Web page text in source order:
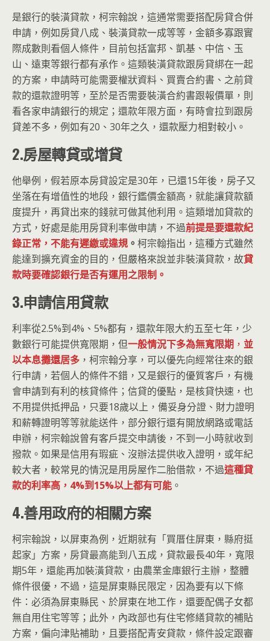
是銀行的裝潢貸款，柯宗翰說，這通常需要搭配房貸合併
申請，例如房貸八成、裝潢貸款一成等等，金額多寡跟實
際成數則看個人條件，目前包括富邦、凱基、中信、玉
山、遠東等銀行都有承作。這類裝潢貸款跟房貸綁在一起
的方案，申請時可能需要權狀資料、買賣合約書、之前貸
款的還款證明等，至於是否需要裝潢合約書跟報價單，則
看各家申請銀行的規定；還款年限方面，有時會拉到跟房
貸差不多，例如有20、30年之久，還款壓力相對較小。
2.房屋轉貸或增貸
他舉例，假若原本房貸設定是30年，已還15年後，房子又
坐落在有增值性的地段，銀行鑑價金額高，就能讓貸款額
度提升，再貸出來的錢就可做其他利用。這類增加貸款的
方式，好處是能用房貸利率做申請，不過前提是要還款紀
錄正常，不能有遲繳或違規 。 柯宗翰指出，這種方式雖然
能達到擴充資金的目的，但嚴格來說並非裝潢貸款，故貸
款時要確認銀行是否有運用之限制。
3.申請信用貸款
利率從2.5%到4%、5%都有，還款年限大約五至七年，少
數銀行可能提供寬限期，但一般情況下多為無寬限期 ， 並
以本息攤還居多 ，柯宗翰分享，可以優先向經常往來的銀
行申請，若個人的條件不錯，又是銀行的優質客戶，有機
會申請到有利的核貸條件；信貸的優點，是核貸快速，也
不用提供抵押品，只要18歲以上，備妥身分證、財力證明
和薪轉證明等等就能送件，部分銀行還有開放網路或電話
申辦，柯宗翰說曾有客戶提交申請後，不到一小時就收到
撥款。如果是信用有瑕疵、沒辦法提供收入證明，或年紀
較大者，較常見的情況是用房屋作二胎借款，不過這種貸
款的利率高，4%到15%以上都有可能 。
4.善用政府的相關方案
柯宗翰說，以屏東為例，近期就有「買厝住屏東，縣府挺
起家」方案，房貸最高能到八五成，貸款最長40年，寬限
期5年，還能再加裝潢貸款，由農業金庫銀行主辦，整體
條件很優，不過，這是屏東縣民限定，因為要有以下條
件：必須為屏東縣民、於屏東在地工作，還要配偶子女都
無自用住宅等等；此外，內政部也有住宅修繕貸款的補貼
方案，偏向津貼補助，且要搭配青安貸款，條件設定跟審